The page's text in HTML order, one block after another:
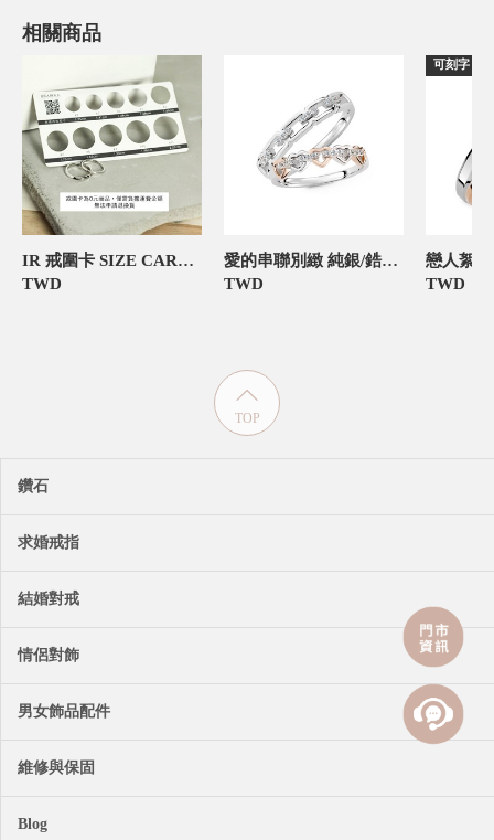
相關商品
IR 戒圍卡 SIZE CARD 飾品禮物包裝
TWD
愛的串聯別緻 純銀/鋯石 紀念對戒-官網限定
TWD
可刻字
TWD
TOP
鑽石
求婚戒指
結婚對戒
情侶對飾
男女飾品配件
維修與保固
Blog